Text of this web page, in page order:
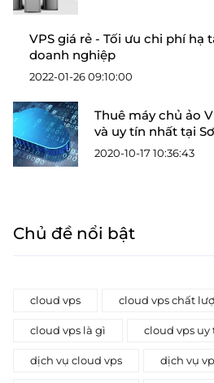
VPS giá rẻ - Tối ưu chi phí hạ
doanh nghiệp
2022-01-26 09:10:00
Thuê máy chủ ảo
và uy tín nhất tại
2020-10-17 10:36:43
Chủ đề nổi bật
cloud vps cloud vps chất
cloud vps là gì cloud vps uy
dịch vụ cloud vps dịch vụ